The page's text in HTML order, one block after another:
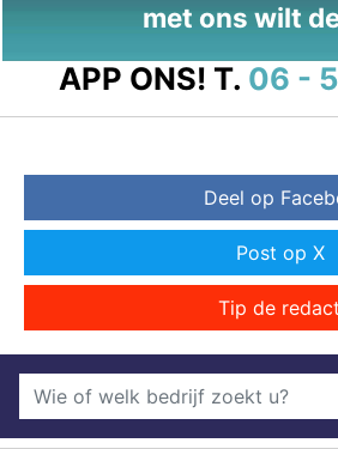
met ons wilt
APP ONS! T. 06 -
Deel op
Post op X
Tip de